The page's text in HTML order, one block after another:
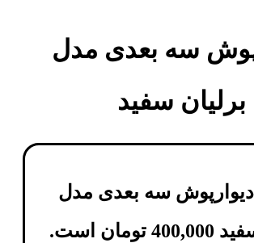
سه بعدی مدل
برلیان سفید
سه بعدی مدل
400,000 تومان است.